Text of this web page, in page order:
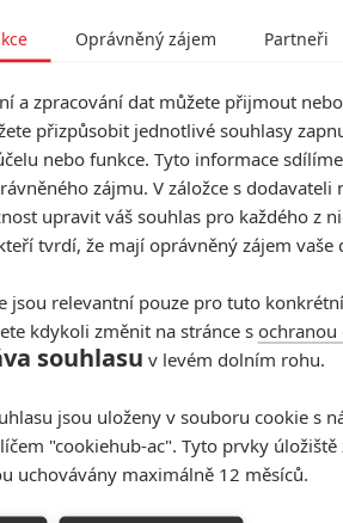
Oprávněný zájem Partneři
a zpracování dat můžete přijmout
přizpůsobit jednotlivé souhlasy
nebo funkce. Tyto informace
zájmu. V záložce s dodavateli
upravit váš souhlas pro každého z
tvrdí, že mají oprávněný zájem vaše
jsou relevantní pouze pro tuto
kdykoli změnit na stránce s ochranou
souhlasu v levém dolním rohu.
jsou uloženy v souboru cookie s
"cookiehub-ac". Tyto prvky úložiště
uchovávány maximálně 12 měsíců.